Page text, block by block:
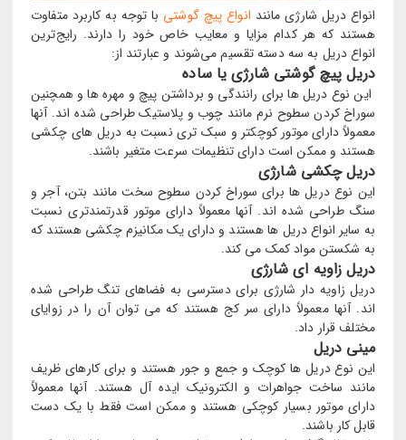
انواع دریل شارژی مانند انواع پیچ گوشتی با توجه به کاربرد متفاوت
هستند که هر کدام مزایا و معایب خاص خود را دارند. رایج‌ترین
انواع دریل به سه دسته تقسیم می‌شوند و عبارتند از:
دریل پیچ گوشتی شارژی یا ساده
این نوع دریل ها برای رانندگی و برداشتن پیچ و مهره ها و همچنین
سوراخ کردن سطوح نرم مانند چوب و پلاستیک طراحی شده اند. آنها
معمولاً دارای موتور کوچکتر و سبک تری نسبت به دریل های چکشی
هستند و ممکن است دارای تنظیمات سرعت متغیر باشند.
دریل چکشی شارژی
این نوع دریل ها برای سوراخ کردن سطوح سخت مانند بتن، آجر و
سنگ طراحی شده اند. آنها معمولاً دارای موتور قدرتمندتری نسبت
به سایر انواع دریل ها هستند و دارای یک مکانیزم چکشی هستند که
به شکستن مواد کمک می کند.
دریل زاویه ای شارژی
دریل زاویه دار شارژی برای دسترسی به فضاهای تنگ طراحی شده
اند. آنها معمولاً دارای سر کج هستند که می توان آن را در زوایای
مختلف قرار داد.
مینی دریل
این نوع دریل ها کوچک و جمع و جور هستند و برای کارهای ظریف
مانند ساخت جواهرات و الکترونیک ایده آل هستند. آنها معمولاً
دارای موتور بسیار کوچکی هستند و ممکن است فقط با یک دست
قابل کار باشند.